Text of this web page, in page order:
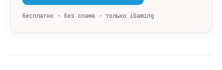
бесплатно · без спама · только iGaming